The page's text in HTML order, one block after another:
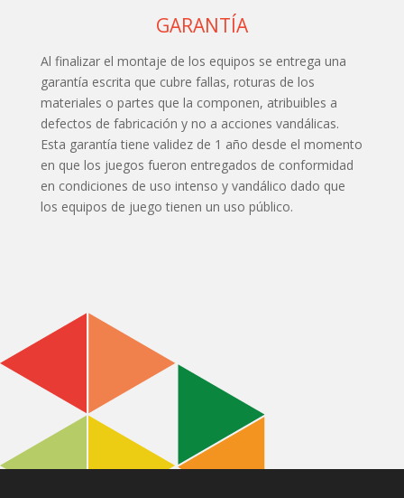
GARANTÍA
Al finalizar el montaje de los equipos se entrega una
garantía escrita que cubre fallas, roturas de los
materiales o partes que la componen, atribuibles a
defectos de fabricación y no a acciones vandálicas.
Esta garantía tiene validez de 1 año desde el momento
en que los juegos fueron entregados de conformidad
en condiciones de uso intenso y vandálico dado que
los equipos de juego tienen un uso público.